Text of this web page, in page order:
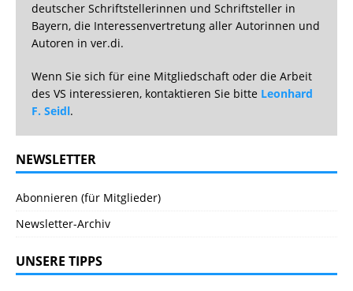
deutscher Schriftstellerinnen und Schriftsteller in
Bayern, die Interessenvertretung aller Autorinnen und
Autoren in ver.di.
Wenn Sie sich für eine Mitgliedschaft oder die Arbeit
des VS interessieren, kontaktieren Sie bitte Leonhard
F. Seidl.
NEWSLETTER
Abonnieren (für Mitglieder)
Newsletter-Archiv
UNSERE TIPPS